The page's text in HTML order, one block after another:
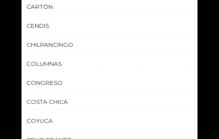
CARTÓN
CENDIS
CHILPANCINGO
COLUMNAS
CONGRESO
COSTA CHICA
COYUCA